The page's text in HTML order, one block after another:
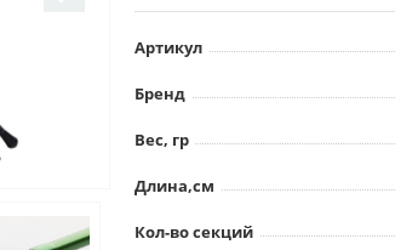
Артикул
Бренд
Вес, гр
Длина,см
Кол-во секций